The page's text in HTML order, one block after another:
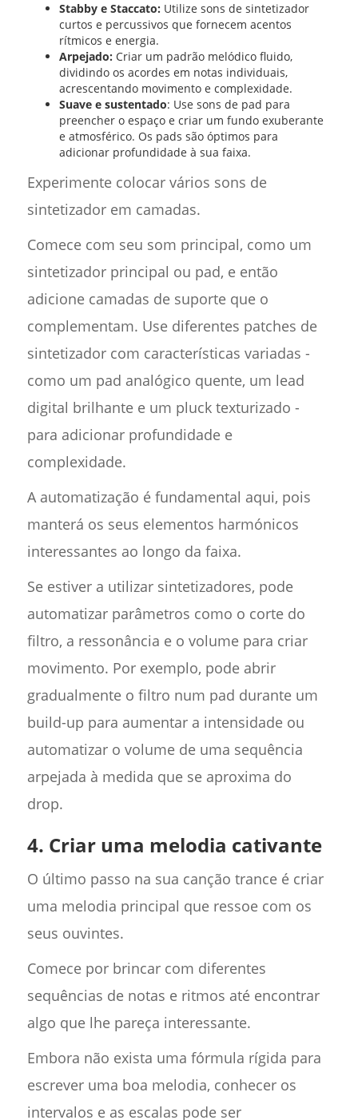
Stabby e Staccato: Utilize sons de sintetizador
curtos e percussivos que fornecem acentos
rítmicos e energia.
Arpejado: Criar um padrão melódico fluido,
dividindo os acordes em notas individuais,
acrescentando movimento e complexidade.
Suave e sustentado: Use sons de pad para
preencher o espaço e criar um fundo exuberante
e atmosférico. Os pads são óptimos para
adicionar profundidade à sua faixa.
Experimente colocar vários sons de
sintetizador em camadas.
Comece com seu som principal, como um
sintetizador principal ou pad, e então
adicione camadas de suporte que o
complementam. Use diferentes patches de
sintetizador com características variadas -
como um pad analógico quente, um lead
digital brilhante e um pluck texturizado -
para adicionar profundidade e
complexidade.
A automatização é fundamental aqui, pois
manterá os seus elementos harmónicos
interessantes ao longo da faixa.
Se estiver a utilizar sintetizadores, pode
automatizar parâmetros como o corte do
filtro, a ressonância e o volume para criar
movimento. Por exemplo, pode abrir
gradualmente o filtro num pad durante um
build-up para aumentar a intensidade ou
automatizar o volume de uma sequência
arpejada à medida que se aproxima do
drop.
4. Criar uma melodia cativante
O último passo na sua canção trance é criar
uma melodia principal que ressoe com os
seus ouvintes.
Comece por brincar com diferentes
sequências de notas e ritmos até encontrar
algo que lhe pareça interessante.
Embora não exista uma fórmula rígida para
escrever uma boa melodia, conhecer os
intervalos e as escalas pode ser